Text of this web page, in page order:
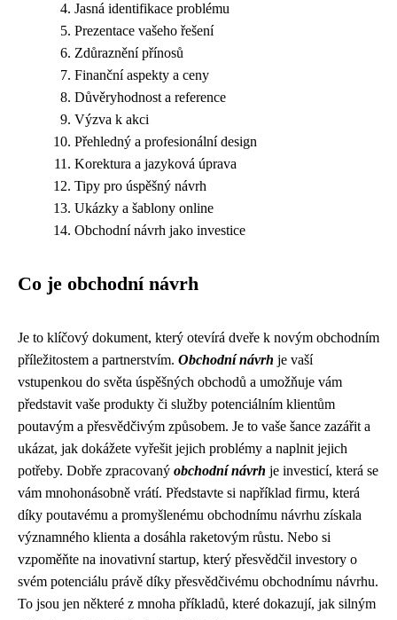
Jasná identifikace problému
Prezentace vašeho řešení
Zdůraznění přínosů
Finanční aspekty a ceny
Důvěryhodnost a reference
Výzva k akci
Přehledný a profesionální design
Korektura a jazyková úprava
Tipy pro úspěšný návrh
Ukázky a šablony online
Obchodní návrh jako investice
Co je obchodní návrh
Je to klíčový dokument, který otevírá dveře k novým obchodním
příležitostem a partnerstvím. Obchodní návrh je vaší
vstupenkou do světa úspěšných obchodů a umožňuje vám
představit vaše produkty či služby potenciálním klientům
poutavým a přesvědčivým způsobem. Je to vaše šance zazářit a
ukázat, jak dokážete vyřešit jejich problémy a naplnit jejich
potřeby. Dobře zpracovaný obchodní návrh je investicí, která se
vám mnohonásobně vrátí. Představte si například firmu, která
díky poutavému a promyšlenému obchodnímu návrhu získala
významného klienta a dosáhla raketovým růstu. Nebo si
vzpoměňte na inovativní startup, který přesvědčil investory o
svém potenciálu právě díky přesvědčivému obchodnímu návrhu.
To jsou jen některé z mnoha příkladů, které dokazují, jak silným